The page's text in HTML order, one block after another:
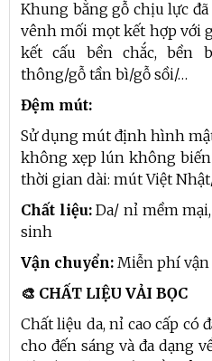
Khung bằng gỗ chịu lực
vênh mối mọt kết hợp với
kết cấu bền chắc, bền
thông/gỗ tần bì/gỗ sồi/…
Đệm mút:
Sử dụng mút định hình
không xẹp lún không
thời gian dài: mút Việt
Chất liệu:Da/ nỉ mềm
sinh
Vận chuyển: Miễn phí vận
🎨 CHẤT LIỆU VẢI BỌC
Chất liệu da, nỉ cao cấp có
cho đến sáng và đa dạng